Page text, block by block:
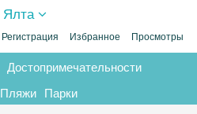
Ялта
Регистрация Избранное Просмотры
Достопримечательности
Пляжи Парки